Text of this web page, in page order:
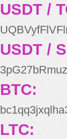
USDT /
USDT /
BTC:
LTC: